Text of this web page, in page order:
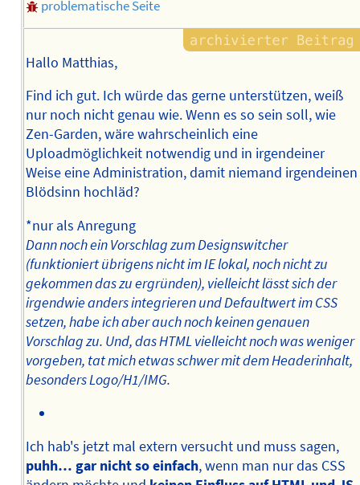
problematische Seite
Hallo Matthias,
Find ich gut. Ich würde das gerne unterstützen, weiß
nur noch nicht genau wie. Wenn es so sein soll, wie
Zen-Garden, wäre wahrscheinlich eine
Uploadmöglichkeit notwendig und in irgendeiner
Weise eine Administration, damit niemand irgendeinen
Blödsinn hochläd?
*nur als Anregung
Dann noch ein Vorschlag zum Designswitcher
(funktioniert übrigens nicht im IE lokal, noch nicht zu
gekommen das zu ergründen), vielleicht lässt sich der
irgendwie anders integrieren und Defaultwert im CSS
setzen, habe ich aber auch noch keinen genauen
Vorschlag zu. Und, das HTML vielleicht noch was weniger
vorgeben, tat mich etwas schwer mit dem Headerinhalt,
besonders Logo/H1/IMG.
Ich hab's jetzt mal extern versucht und muss sagen,
puhh… gar nicht so einfach, wenn man nur das CSS